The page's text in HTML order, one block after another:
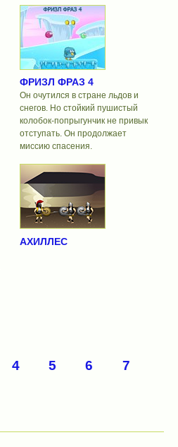
ФРИЗЛ ФРАЗ 4
Он очутился в стране льдов и
снегов. Но стойкий пушистый
колобок-попрыгунчик не привык
отступать. Он продолжает
миссию спасения.
АХИЛЛЕС
4 5 6 7